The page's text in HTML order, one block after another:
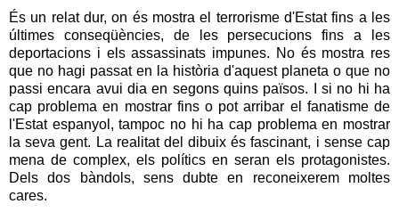
És un relat dur, on és mostra el terrorisme d'Estat fins a les
últimes conseqüències, de les persecucions fins a les
deportacions i els assassinats impunes. No és mostra res
que no hagi passat en la història d'aquest planeta o que no
passi encara avui dia en segons quins països. I si no hi ha
cap problema en mostrar fins o pot arribar el fanatisme de
l'Estat espanyol, tampoc no hi ha cap problema en mostrar
la seva gent. La realitat del dibuix és fascinant, i sense cap
mena de complex, els polítics en seran els protagonistes.
Dels dos bàndols, sens dubte en reconeixerem moltes
cares.